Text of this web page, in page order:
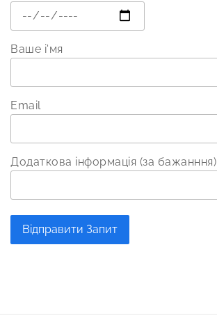
Ваше і'мя
Email
Додаткова інформація (за бажанння)